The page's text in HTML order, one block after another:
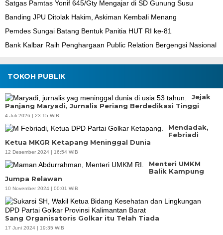
Satgas Pamtas Yonif 645/Gty Mengajar di SD Gunung Susu
Banding JPU Ditolak Hakim, Askiman Kembali Menang
Pemdes Sungai Batang Bentuk Panitia HUT RI ke-81
Bank Kalbar Raih Penghargaan Public Relation Bergengsi Nasional
TOKOH PUBLIK
Jejak
Panjang Maryadi, Jurnalis Periang Berdedikasi Tinggi
4 Juli 2026 | 23:15 WIB
Mendadak,
Febriadi
Ketua MKGR Ketapang Meninggal Dunia
12 Desember 2024 | 16:54 WIB
Menteri UMKM
Balik Kampung
Jumpa Relawan
10 November 2024 | 00:01 WIB
Sang Organisatoris Golkar itu Telah Tiada
17 Juni 2024 | 19:35 WIB